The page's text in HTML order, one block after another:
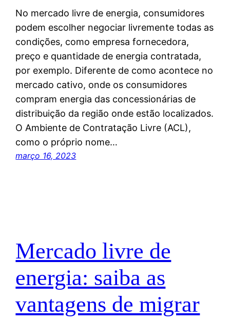
No mercado livre de energia, consumidores
podem escolher negociar livremente todas as
condições, como empresa fornecedora,
preço e quantidade de energia contratada,
por exemplo. Diferente de como acontece no
mercado cativo, onde os consumidores
compram energia das concessionárias de
distribuição da região onde estão localizados.
O Ambiente de Contratação Livre (ACL),
como o próprio nome…
março 16, 2023
Mercado livre de
energia: saiba as
vantagens de migrar